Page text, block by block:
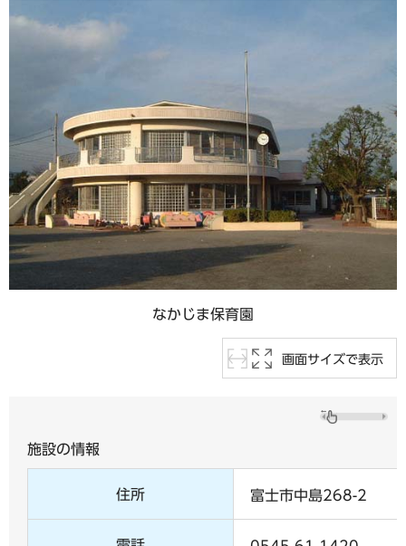
なかじま保育園
画面サイズで表示
施設の情報
住所 富士市中島268-2